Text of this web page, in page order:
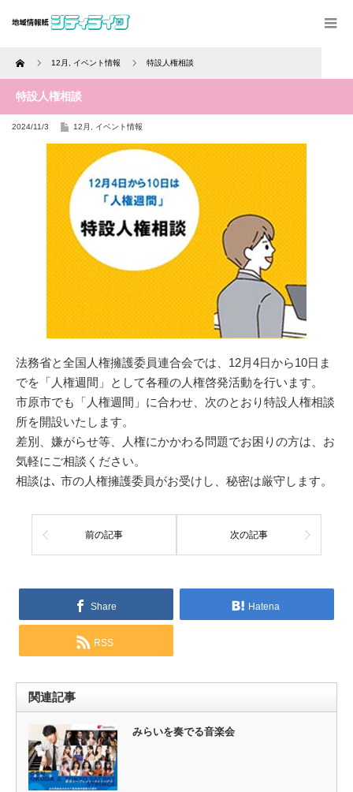
Home 12月 イベント情報 特設人権相談
特設人権相談
2024/11/3 12月 イベント情報
法務省と全国人権擁護委員連合会では、12月4日から10日ま
でを「人権週間」として各種の人権啓発活動を行います。
市原市でも「人権週間」に合わせ、次のとおり特設人権相談
所を開設いたします。
差別、嫌がらせ等、人権にかかわる問題でお困りの方は、お
気軽にご相談ください。
相談は､ 市の人権擁護委員がお受けし、秘密は厳守します。
前の記事 次の記事
Share Hatena
RSS
関連記事
みらいを奏でる音楽会